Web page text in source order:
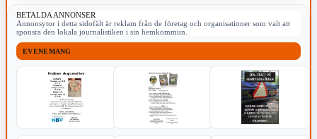
BETALDA ANNONSER
Annonsytor i detta sidofält är reklam från de företag och organisationer som valt att
sponsra den lokala journalistiken i sin hemkommun.
EVENEMANG